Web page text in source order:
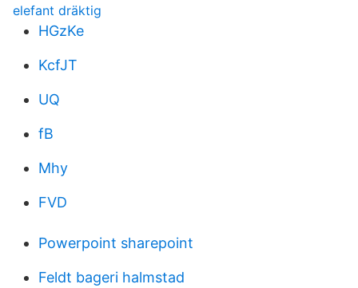
elefant dräktig
HGzKe
KcfJT
UQ
fB
Mhy
FVD
Powerpoint sharepoint
Feldt bageri halmstad